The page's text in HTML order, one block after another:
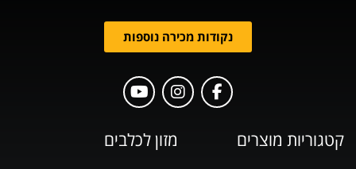
מזון לכלבים קטגוריות מוצרים
נקודות מכירה נוספות